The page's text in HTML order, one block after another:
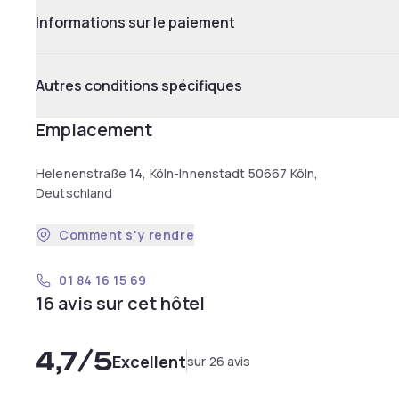
Informations sur le paiement
Autres conditions spécifiques
Emplacement
Helenenstraße 14, Köln-Innenstadt 50667 Köln,
Deutschland
Comment s'y rendre
01 84 16 15 69
16 avis sur cet hôtel
4,7/5Excellentsur 26 avis